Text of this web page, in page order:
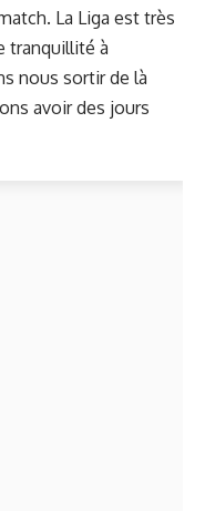
La Liga est très
tranquillité à
nous sortir de là
avoir des jours